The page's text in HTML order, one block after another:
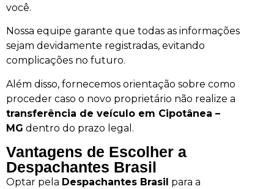
você.
Nossa equipe garante que todas as informações
sejam devidamente registradas, evitando
complicações no futuro.
Além disso, fornecemos orientação sobre como
proceder caso o novo proprietário não realize a
transferência de veículo em Cipotânea –
MG dentro do prazo legal.
Vantagens de Escolher a
Despachantes Brasil
Optar pela Despachantes Brasil para a